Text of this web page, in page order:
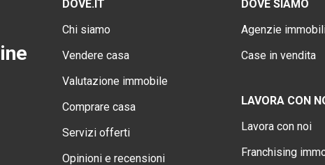
DOVE.IT
Chi siamo
Vendere casa
Valutazione immobile
Comprare casa
Servizi offerti
Opinioni e recensioni
DOVE SIAMO
Agenzie
Case in vendita
LAVORA CON
Lavora con noi
Franchising